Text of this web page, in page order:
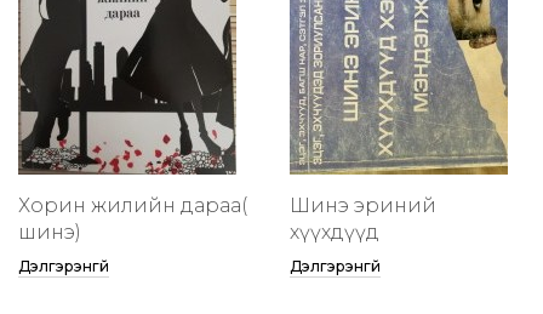
Хорин жилийн дараа(
шинэ)
Дэлгэрэнгүй
Шинэ эриний
хүүхдүүд
Дэлгэрэнгүй